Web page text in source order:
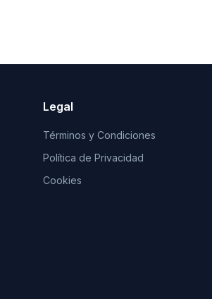
Legal
Términos y Condiciones
Política de Privacidad
Cookies